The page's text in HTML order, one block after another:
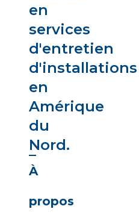
en
services
d'entretien
d'installations
en
Amérique
du
Nord.
À
propos